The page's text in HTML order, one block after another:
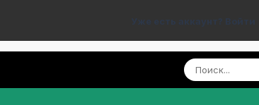
Уже есть аккаунт? Войти